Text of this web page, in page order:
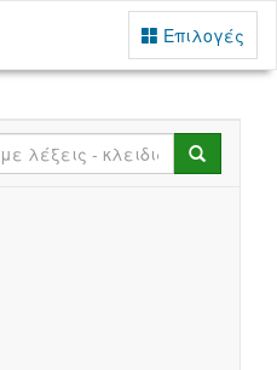
Επιλογές
Search